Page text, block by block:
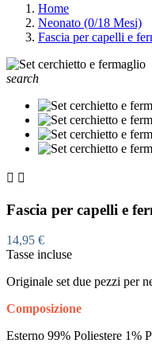
Home
Neonato (0/18 Mesi)
Fascia per capelli e
search
 
Fascia per capelli e
14,95 €
Tasse incluse
Originale set due pezzi per
Composizione
Esterno 99% Poliestere 1%